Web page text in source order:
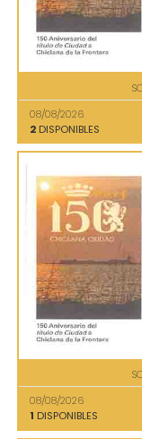
08/08/2026
2 DISPONIBLES
08/08/2026
1 DISPONIBLES